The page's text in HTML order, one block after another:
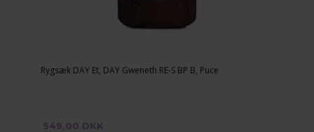
Rygsæk DAY Et, DAY Gweneth RE-S BP B, Puce
549,00 DKK